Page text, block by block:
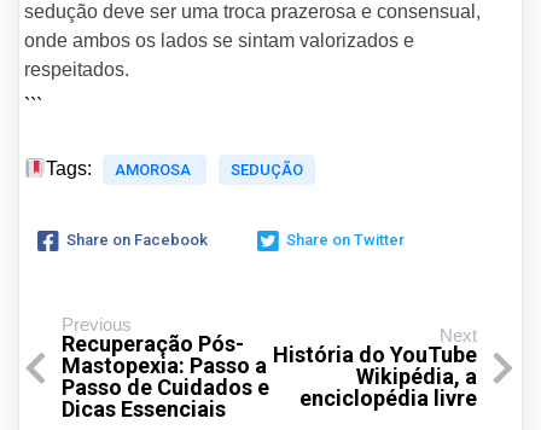
sedução deve ser uma troca prazerosa e consensual,
onde ambos os lados se sintam valorizados e
respeitados.
```
Tags: AMOROSA SEDUÇÃO
Share on Facebook Share on Twitter
Previous
Recuperação Pós-
Mastopexia: Passo a
Passo de Cuidados e
Dicas Essenciais
Next
História do YouTube
Wikipédia, a
enciclopédia livre